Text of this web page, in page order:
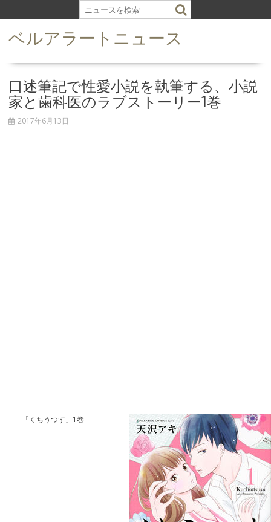
k
ベルアラートニュース
口述筆記で性愛小説を執筆する、小説
家と歯科医のラブストーリー1巻
2017年6月13日
「くちうつす」1巻